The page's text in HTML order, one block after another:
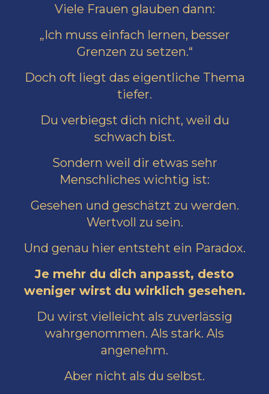
Viele Frauen glauben dann:
„Ich muss einfach lernen, besser
Grenzen zu setzen.“
Doch oft liegt das eigentliche Thema
tiefer.
Du verbiegst dich nicht, weil du
schwach bist.
Sondern weil dir etwas sehr
Menschliches wichtig ist:
Gesehen und geschätzt zu werden.
Wertvoll zu sein.
Und genau hier entsteht ein Paradox.
Je mehr du dich anpasst, desto
weniger wirst du wirklich gesehen.
Du wirst vielleicht als zuverlässig
wahrgenommen. Als stark. Als
angenehm.
Aber nicht als du selbst.